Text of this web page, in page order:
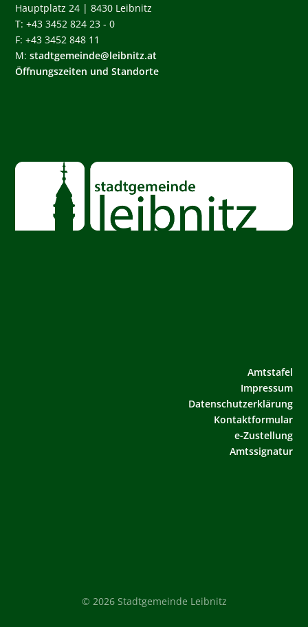
Hauptplatz 24 | 8430 Leibnitz
T: +43 3452 824 23 - 0
F: +43 3452 848 11
M:stadtgemeinde@leibnitz.at
Öffnungszeiten und Standorte
Amtstafel
Impressum
Datenschutzerklärung
Kontaktformular
e-Zustellung
Amtssignatur
© 2026 Stadtgemeinde Leibnitz